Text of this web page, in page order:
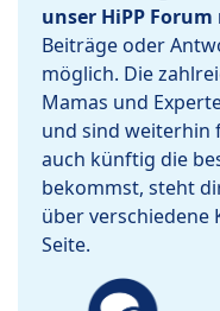
unser HiPP
Beiträge oder
möglich. Die
Mamas und
und sind weiterhin
auch künftig die
bekommst, steht
über verschiedene
Seite.